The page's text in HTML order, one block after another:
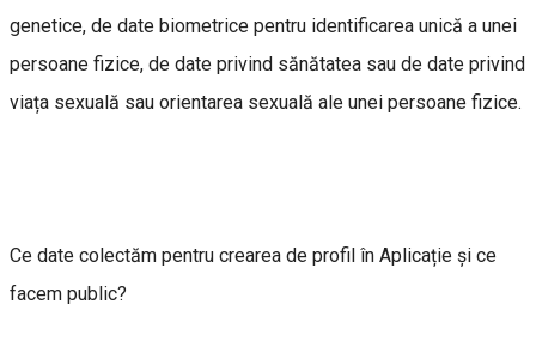
genetice, de date biometrice pentru identificarea unică a unei
persoane fizice, de date privind sănătatea sau de date privind
viața sexuală sau orientarea sexuală ale unei persoane fizice.
Ce date colectăm pentru crearea de profil în Aplicație și ce
facem public?